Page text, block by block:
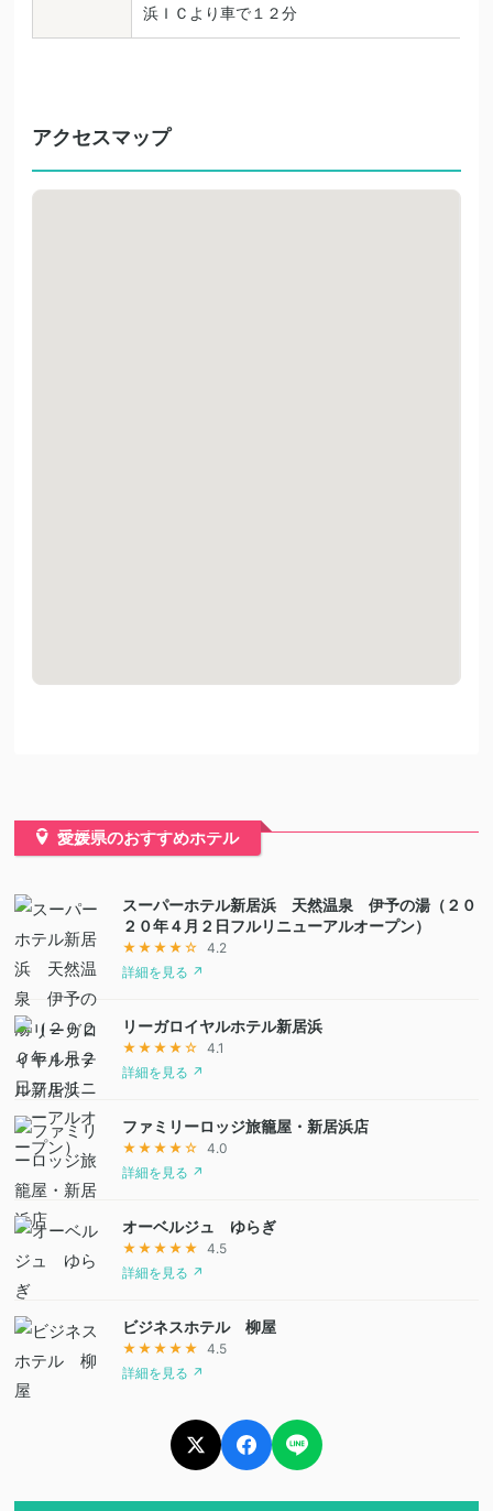
浜ＩＣより車で１２分
アクセスマップ
愛媛県のおすすめホテル
スーパーホテル新居浜 天然温泉 伊予の湯（２０
２０年４月２日フルリニューアルオープン）
★★★★☆
4.2
詳細を見る ↗
リーガロイヤルホテル新居浜
★★★★☆
4.1
詳細を見る ↗
ファミリーロッジ旅籠屋・新居浜店
★★★★☆
4.0
詳細を見る ↗
オーベルジュ ゆらぎ
★★★★★
4.5
詳細を見る ↗
ビジネスホテル 柳屋
★★★★★
4.5
詳細を見る ↗